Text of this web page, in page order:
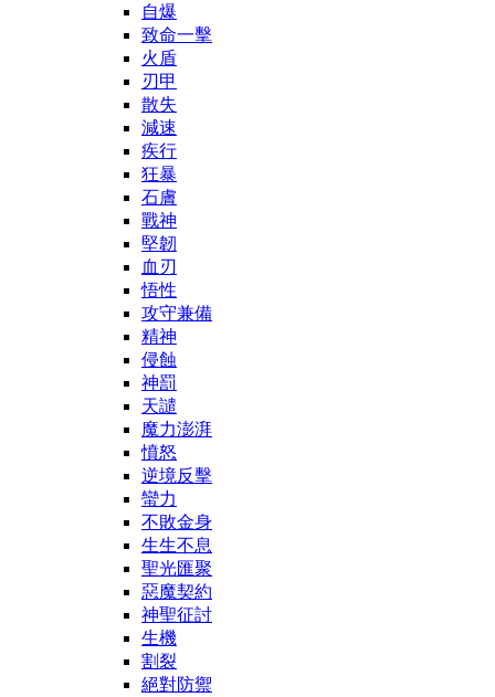
自爆
致命一擊
火盾
刃甲
散失
減速
疾行
狂暴
石膚
戰神
堅韌
血刃
悟性
攻守兼備
精神
侵蝕
神罰
天譴
魔力澎湃
憤怒
逆境反擊
蠻力
不敗金身
生生不息
聖光匯聚
惡魔契約
神聖征討
生機
割裂
絕對防禦